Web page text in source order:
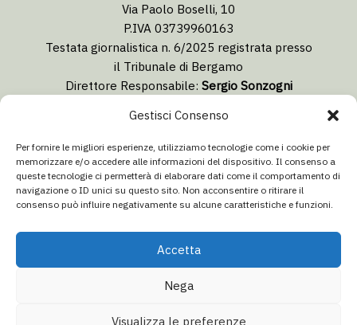
Gestisci Consenso
Per fornire le migliori esperienze, utilizziamo tecnologie come i cookie per
memorizzare e/o accedere alle informazioni del dispositivo. Il consenso a
queste tecnologie ci permetterà di elaborare dati come il comportamento di
navigazione o ID unici su questo sito. Non acconsentire o ritirare il
consenso può influire negativamente su alcune caratteristiche e funzioni.
Accetta
Nega
Visualizza le preferenze
Via Paolo Boselli, 10
P.IVA 03739960163
Testata giornalistica n. 6/2025 registrata presso
il Tribunale di Bergamo
Direttore Responsabile: Sergio Sonzogni
redazione@isolabergamascanews.it
info@italiacommunication.com
Telefono: 0345 41834
© 2026 Isola Bergamasca News - Tutti i diritti riservati